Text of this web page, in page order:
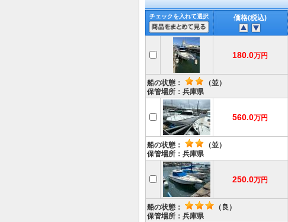
チェックを入れて選択 価格(税込)
180.0万円
船の状態：
（並）
保管場所：兵庫県
560.0万円
船の状態：
（並）
保管場所：兵庫県
250.0万円
船の状態：
（良）
保管場所：兵庫県